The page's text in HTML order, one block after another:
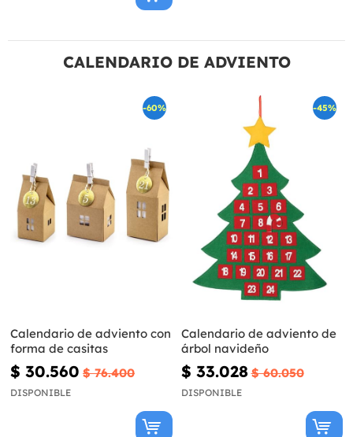
CALENDARIO DE ADVIENTO
-60%
Calendario de adviento con
forma de casitas
$ 30.560 $ 76.400
DISPONIBLE
-45%
Calendario de adviento de
árbol navideño
$ 33.028 $ 60.050
DISPONIBLE